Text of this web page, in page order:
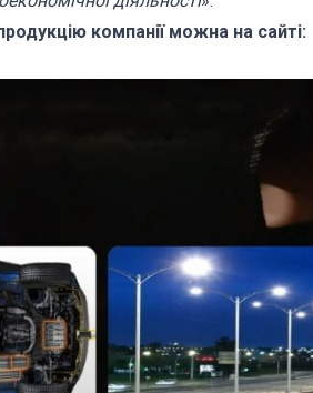
компанії можна на сайті: